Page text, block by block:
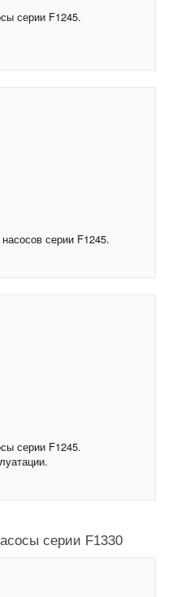
серии F1245.
серии F1245.
серии F1245.
серии F1330